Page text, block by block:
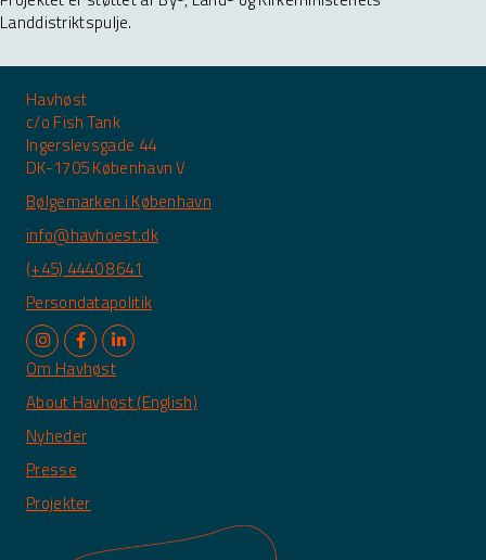
Landdistriktspulje.
Havhøst
c/o Fish Tank
Ingerslevsgade 44
DK-1705 København V
Bølgemarken i København
info@havhoest.dk
(+45) 4440 8641
Persondatapolitik
Om Havhøst
About Havhøst (English)
Nyheder
Presse
Projekter